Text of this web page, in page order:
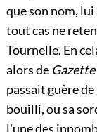
que son nom,
tout cas ne
Tournelle. En
alors de
passait guère
bouilli, ou sa
l'une des